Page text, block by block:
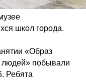
школ города.
«Образ
людей» побывали
Ребята